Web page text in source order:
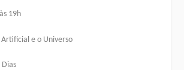
19h
e o Universo